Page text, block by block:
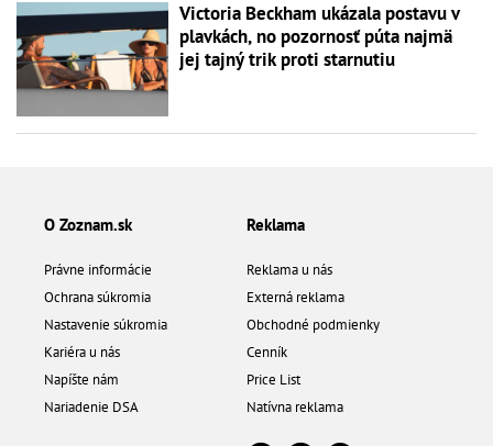
Victoria Beckham ukázala postavu v
plavkách, no pozornosť púta najmä
jej tajný trik proti starnutiu
O Zoznam.sk
Právne informácie
Ochrana súkromia
Nastavenie súkromia
Kariéra u nás
Napíšte nám
Nariadenie DSA
Reklama
Reklama u nás
Externá reklama
Obchodné podmienky
Cenník
Price List
Natívna reklama